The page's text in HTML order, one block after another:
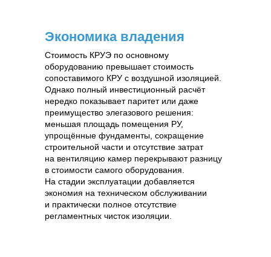
Экономика владения
Стоимость КРУЭ по основному
оборудованию превышает стоимость
сопоставимого КРУ с воздушной изоляцией.
Однако полный инвестиционный расчёт
нередко показывает паритет или даже
преимущество элегазового решения:
меньшая площадь помещения РУ,
упрощённые фундаменты, сокращение
строительной части и отсутствие затрат
на вентиляцию камер перекрывают разницу
в стоимости самого оборудования.
На стадии эксплуатации добавляется
экономия на техническом обслуживании
и практически полное отсутствие
регламентных чисток изоляции.